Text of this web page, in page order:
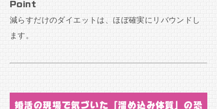
Point
減らすだけのダイエットは、ほぼ確実にリバウンドし
ます。
婚活の現場で気づいた「溜め込み体質」の恐